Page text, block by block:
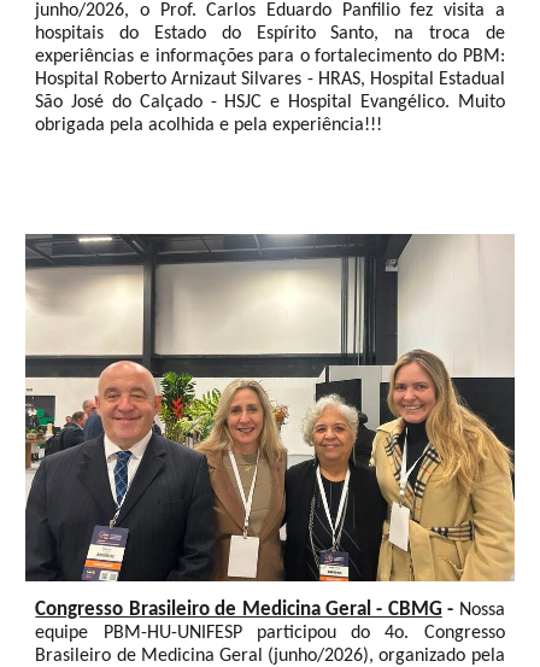
junho/2026, o Prof. Carlos Eduardo Panfilio fez visita a
hospitais do Estado do Espírito Santo, na troca de
experiências e informações para o fortalecimento do PBM:
Hospital Roberto Arnizaut Silvares - HRAS, Hospital Estadual
São José do Calçado - HSJC e Hospital Evangélico. Muito
obrigada pela acolhida e pela experiência!!!
Congresso Brasileiro de Medicina Geral - CBMG - Nossa
equipe PBM-HU-UNIFESP participou do 4o. Congresso
Brasileiro de Medicina Geral (junho/2026), organizado pela